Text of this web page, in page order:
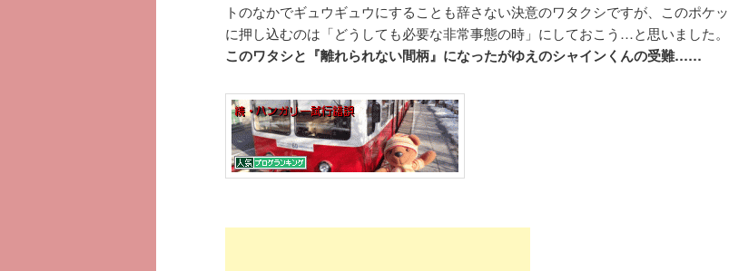
トのなかでギュウギュウにすることも辞さない決意のワタクシですが、このポケ
に押し込むのは「どうしても必要な非常事態の時」にしておこう…と思いました。
このワタシと『離れられない間柄』になったがゆえのシャインくんの受難……